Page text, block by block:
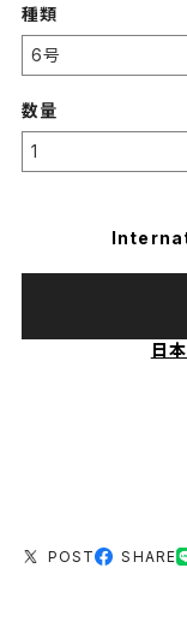
種類
数量
日
POST SHARE